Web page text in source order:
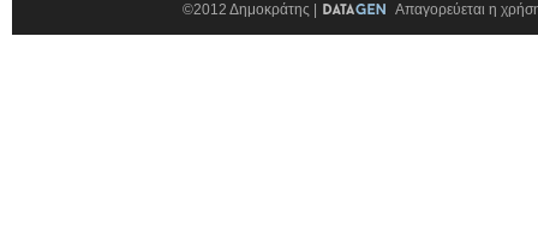
©2012 Δημοκράτης | Απαγορεύεται η